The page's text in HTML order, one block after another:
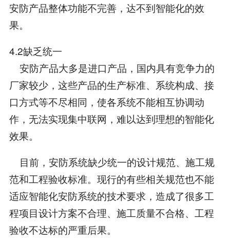
安防产品整体功能不完善，达不到智能化的效
果。
4.2缺乏统一
安防产品大多是进口产品，国内具有竞争力的
厂家较少，这些产品的生产标准、系统构成、接
口方式等不尽相同，使各系统不能相互协调动
作，无法实现集中联网，难以达到理想的智能化
效果。
目前，安防系统缺少统一的设计规范、施工规
范和工程验收标准。现行的有些相关规范也不能
适应智能化安防系统的技术要求，造成了很多工
程项目设计方案不合理、施工质量不合格、工程
验收不达标的严重后果。